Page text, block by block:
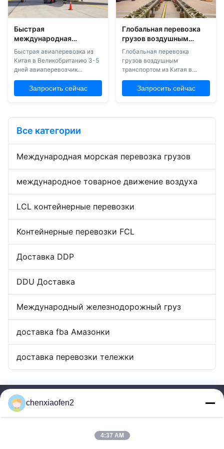
предлага...
вашего времени, сохраняя
при этом эффе...
Быстрая
международная
авиаперевозка из Китая
в Великобританию 3-5
дней
Быстрая авиаперевозка из
Китая в Великобританию 3-5
дней авиаперевозчик
экспедитор Как ведущий
авиаперевозчик грузов в
Китае, наша служба
повышения скорости
недостатками запасов,и идти
в ногу с ...
Запросить сейчас
Глобальная перевозка
грузов воздушным
транспортом из Китая в
Южноамериканский
международный
Глобальная перевозка
грузов воздушным
транспортом из Китая в
Южноамериканский
международный экспедитор
Авиаперевозчик Китай в
перевозке воздушного груза,
основанные на скорости,
Запросить сейчас
Все категории
Международная морская перевозка грузов
международное товарное движение воздуха
LCL контейнерные перевозки
Контейнерные перевозки FCL
Доставка DDP
DDU Доставка
Международный железнодорожный груз
доставка fba Амазонки
доставка перевозки тележки
chenxiaofen2
4:37 AM